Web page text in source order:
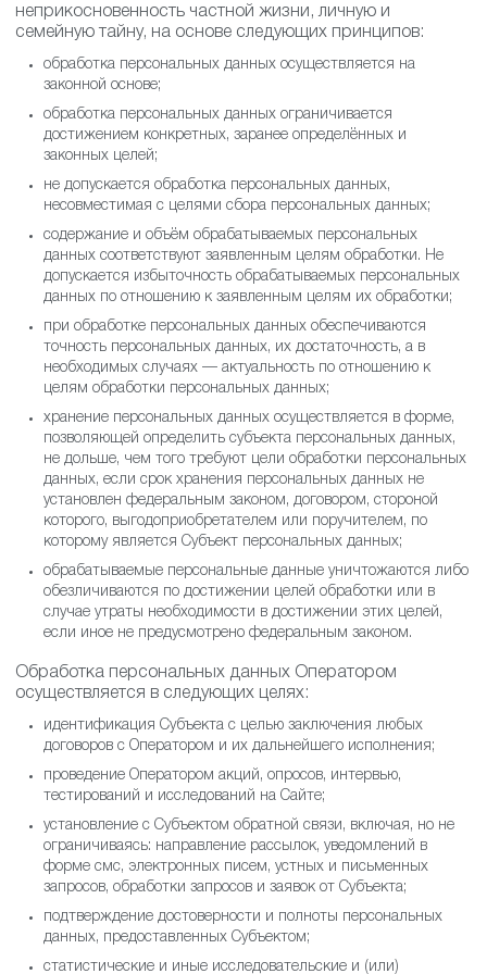
неприкосновенность частной жизни, личную и
семейную тайну, на основе следующих принципов:
обработка персональных данных осуществляется на
законной основе;
обработка персональных данных ограничивается
достижением конкретных, заранее определённых и
законных целей;
не допускается обработка персональных данных,
несовместимая с целями сбора персональных данных;
содержание и объём обрабатываемых персональных
данных соответствуют заявленным целям обработки. Не
допускается избыточность обрабатываемых персональных
данных по отношению к заявленным целям их обработки;
при обработке персональных данных обеспечиваются
точность персональных данных, их достаточность, а в
необходимых случаях — актуальность по отношению к
целям обработки персональных данных;
хранение персональных данных осуществляется в форме,
позволяющей определить субъекта персональных данных,
не дольше, чем того требуют цели обработки
персональных данных, если срок хранения персональных
данных не установлен федеральным законом, договором,
стороной которого, выгодоприобретателем или
поручителем, по которому является Субъект
персональных данных;
обрабатываемые персональные данные уничтожаются
либо обезличиваются по достижении целей обработки или
в случае утраты необходимости в достижении этих целей,
Обработка персональных данных Оператором
осуществляется в следующих целях:
идентификация Субъекта с целью заключения любых
договоров с Оператором и их дальнейшего исполнения;
проведение Оператором акций, опросов, интервью,
тестирований и исследований на Сайте;
установление с Субъектом обратной связи, включая, но не
ограничиваясь: направление рассылок, уведомлений в
форме смс, электронных писем, устных и письменных
подтверждение достоверности и полноты персональных